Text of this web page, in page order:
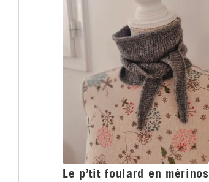
Le p’tit foulard en mérinos